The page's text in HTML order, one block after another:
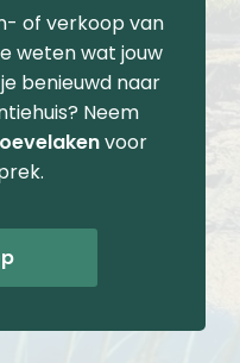
of verkoop van
weten wat jouw
benieuwd naar
Neem
voor